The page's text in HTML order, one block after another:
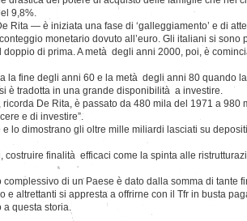
9,8%.
— è iniziata una fase di ‘galleggiamento’ e di
monetario dovuto all’euro. Gli italiani si sono
di prima. A metà degli anni 2000, poi, è
la fine degli anni 60 e la metà degli anni 80 quando la
è tradotta in una grande disponibilità a investire.
De Rita, è passato da 480 mila del 1971 a 980
e di investire”.
lo dimostrano gli oltre mille miliardi lasciati su
costruire finalità efficaci come la spinta alle
complessivo di un Paese è dato dalla somma di tante
e altrettanti si appresta a offrirne con il Tfr in busta
a questa storia.